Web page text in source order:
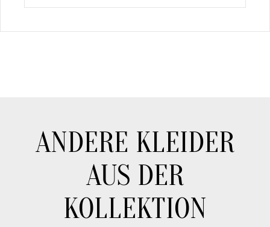
ANDERE KLEIDER
AUS DER
KOLLEKTION